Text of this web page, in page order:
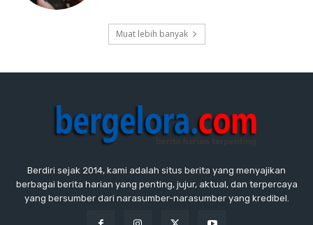
Muat lebih banyak
Berdiri sejak 2014, kami adalah situs berita yang menyajikan
berbagai berita harian yang penting, jujur, aktual, dan terpercaya
yang bersumber dari narasumber-narasumber yang kredibel.